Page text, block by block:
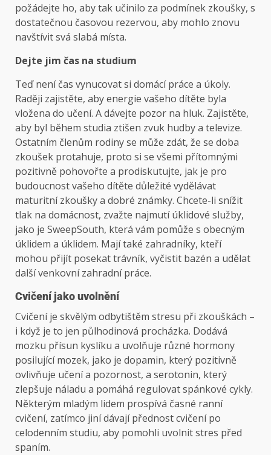
požádejte ho, aby tak učinilo za podmínek zkoušky, s
dostatečnou časovou rezervou, aby mohlo znovu
navštívit svá slabá místa.
Dejte jim čas na studium
Teď není čas vynucovat si domácí práce a úkoly.
Raději zajistěte, aby energie vašeho dítěte byla
vložena do učení. A dávejte pozor na hluk. Zajistěte,
aby byl během studia ztišen zvuk hudby a televize.
Ostatním členům rodiny se může zdát, že se doba
zkoušek protahuje, proto si se všemi přítomnými
pozitivně pohovořte a prodiskutujte, jak je pro
budoucnost vašeho dítěte důležité vydělávat
maturitní zkoušky a dobré známky. Chcete-li snížit
tlak na domácnost, zvažte najmutí úklidové služby,
jako je SweepSouth, která vám pomůže s obecným
úklidem a úklidem. Mají také zahradníky, kteří
mohou přijít posekat trávník, vyčistit bazén a udělat
další venkovní zahradní práce.
Cvičení jako uvolnění
Cvičení je skvělým odbytištěm stresu při zkouškách –
i když je to jen půlhodinová procházka. Dodává
mozku přísun kyslíku a uvolňuje různé hormony
posilující mozek, jako je dopamin, který pozitivně
ovlivňuje učení a pozornost, a serotonin, který
zlepšuje náladu a pomáhá regulovat spánkové cykly.
Některým mladým lidem prospívá časné ranní
cvičení, zatímco jiní dávají přednost cvičení po
celodenním studiu, aby pomohli uvolnit stres před
spaním.